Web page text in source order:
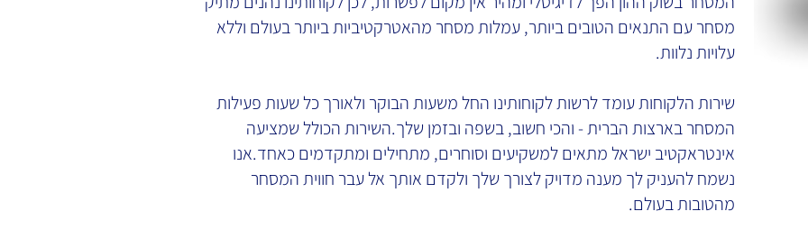
מסחר עם התנאים הטובים ביותר, עמלות מסחר מהאטרקטיביות ביותר בעולם וללא
עלויות נלוות.
שירות הלקוחות עומד לרשות לקוחותינו החל משעות הבוקר ולאורך כל שעות פעילות
המסחר בארצות הברית - והכי חשוב, בשפה ובזמן שלך. השירות הכולל שמציעה
אינטראקטיב ישראל מתאים למשקיעים וסוחרים, מתחילים ומתקדמים כאחד. אנו
נשמח להעניק לך מענה מדויק לצורך שלך ולקדם אותך אל עבר חווית המסחר
מהטובות בעולם.